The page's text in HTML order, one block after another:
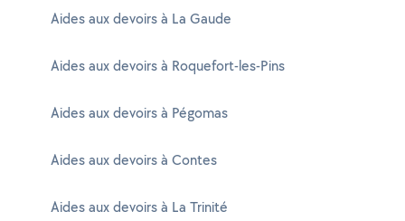
Aides aux devoirs à La Gaude
Aides aux devoirs à Roquefort-les-Pins
Aides aux devoirs à Pégomas
Aides aux devoirs à Contes
Aides aux devoirs à La Trinité